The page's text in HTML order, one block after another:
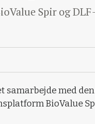
Spir og
samarbejde med
BioValue